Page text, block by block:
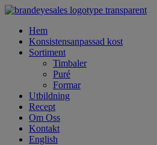
Hoppa
innehållHem
Konsistensanpassad kost
Sortiment
Timbaler
Puré
Formar
Utbildning
Recept
Om Oss
Kontakt
English